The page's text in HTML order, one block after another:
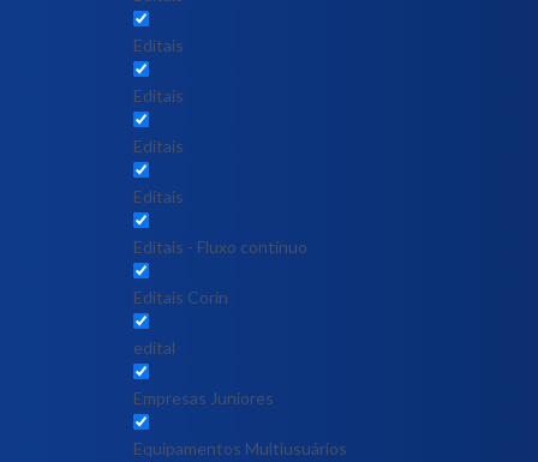
Editais
Editais
Editais
Editais
Editais - Fluxo contínuo
Editais Corin
edital
Empresas Juniores
Equipamentos Multiusuários